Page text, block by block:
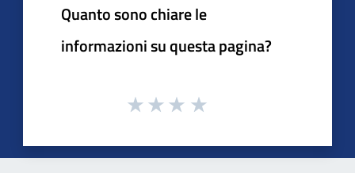
Quanto sono chiare le
informazioni su questa pagina?